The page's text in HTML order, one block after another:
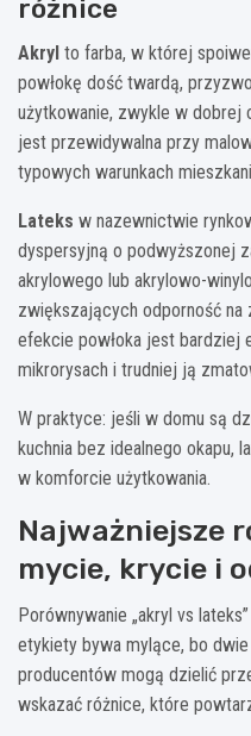
różnice
Akryl to farba, w której
powłokę dość twardą,
użytkowanie, zwykle w dobrej
jest przewidywalna przy
typowych warunkach
Lateks w nazewnictwie
dyspersyjną o podwyższonej
akrylowego lub akrylowo-
zwiększających odporność na
efekcie powłoka jest bardziej
mikrorysach i trudniej ją
W praktyce: jeśli w domu są
kuchnia bez idealnego okapu,
w komforcie użytkowania.
Najważniejsze
mycie, krycie i
Porównywanie „akryl vs
etykiety bywa mylące, bo
producentów mogą dzielić
wskazać różnice, które